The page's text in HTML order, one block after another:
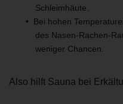
Schleimhäute.
Bei hohen
des Nasen-Rachen-
weniger Chancen.
Also hilft Sauna bei